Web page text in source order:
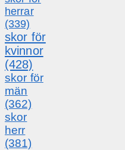
herrar
(339)
skor för
kvinnor
(428)
skor för
män
(362)
skor
herr
(381)